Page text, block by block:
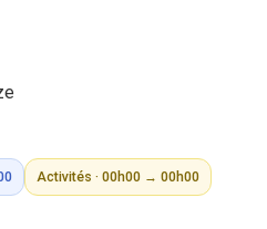
Activités · 00h00 → 00h00